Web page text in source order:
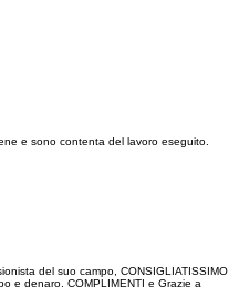
e sono contenta del lavoro eseguito.
del suo campo, CONSIGLIATISSIMO
e denaro. COMPLIMENTI e Grazie a